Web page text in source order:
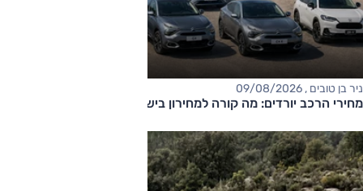
ניר בן טובים , 09/08/2026
מחירי הרכב יורדים: מה קורה למחירון בישראל?